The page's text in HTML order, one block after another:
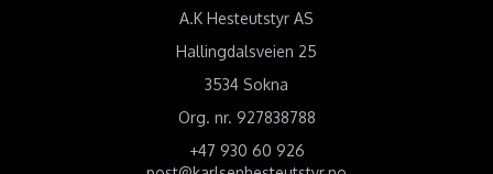
A.K Hesteutstyr AS
Hallingdalsveien 25
3534 Sokna
Org. nr. 927838788
+47 930 60 926